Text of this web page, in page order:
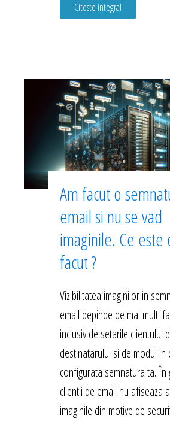
Citeste integral
Am facut o
email si nu se vad
imaginile. Ce este
facut ?
Vizibilitatea imaginilor in
email depinde de mai multi
inclusiv de setarile clientului
destinatarului si de modul in
configurata semnatura ta. În
clientii de email nu afiseaza
imaginile din motive de